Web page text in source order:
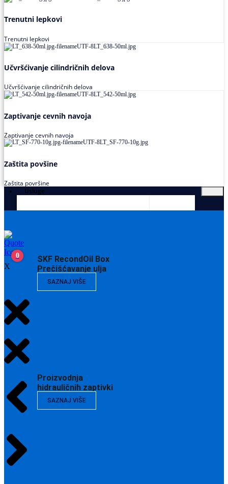
Trenutni lepkovi
Trenutni lepkovi
Učvršćivanje cilindričnih delova
Učvršćivanje cilindričnih delova
Zaptivanje cevnih navoja
Zaptivanje cevnih navoja
Zaštita povšine
Zaštita površine
Usluge
SKF RecondOil Box
Prečišćavanje ulja
SAZNAJ VIŠE
Proizvodnja
hidrauličnih zaptivki
SAZNAJ VIŠE
0
X